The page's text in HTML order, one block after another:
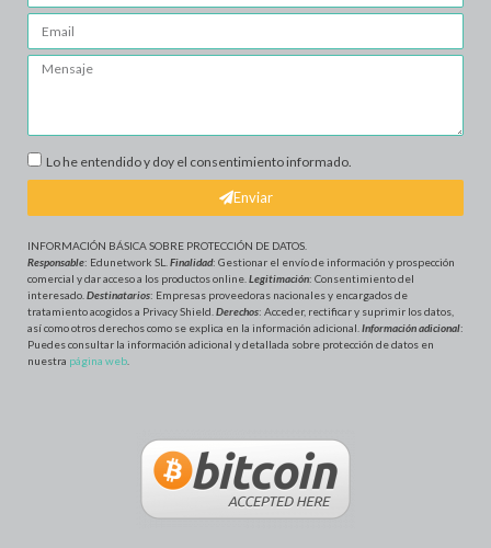
Lo he entendido y doy el consentimiento informado.
Enviar
INFORMACIÓN BÁSICA SOBRE PROTECCIÓN DE DATOS
Responsable: Edunetwork SL. Finalidad: Gestionar el envío de información y prospección
comercial y dar acceso a los productos online. Legitimación: Consentimiento del
interesado. Destinatarios: Empresas proveedoras nacionales y encargados de
tratamiento acogidos a Privacy Shield. Derechos: Acceder, rectificar y suprimir los datos,
así como otros derechos como se explica en la información adicional. Información adicional:
Puedes consultar la información adicional y detallada sobre protección de datos en
nuestra página web